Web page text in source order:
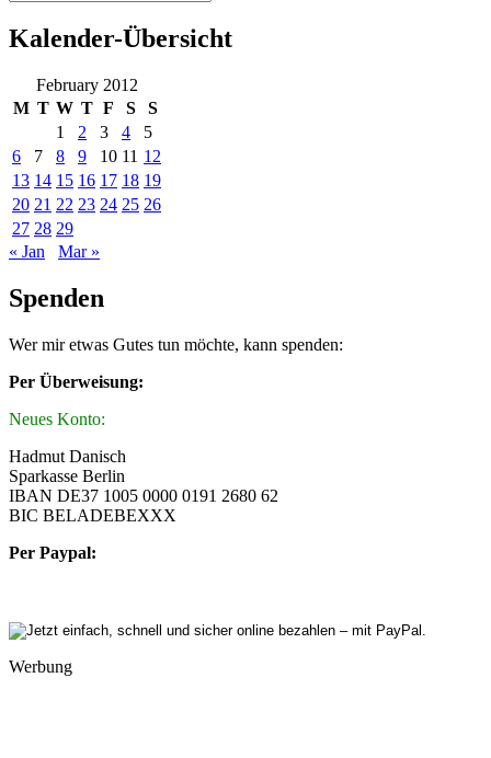
Kalender-Übersicht
February 2012
M T W T F S
S
1
2 3 4
5
6
7 8 9 10 11 12
13 14 15 16 17 18 19
20 21 22 23 24 25 26
27 28 29
« Jan
Mar »
Spenden
Wer mir etwas Gutes tun möchte, kann spenden:
Per Überweisung:
Neues Konto:
Hadmut Danisch
Sparkasse Berlin
IBAN DE37 1005 0000 0191 2680 62
BIC BELADEBEXXX
Per Paypal:
Werbung